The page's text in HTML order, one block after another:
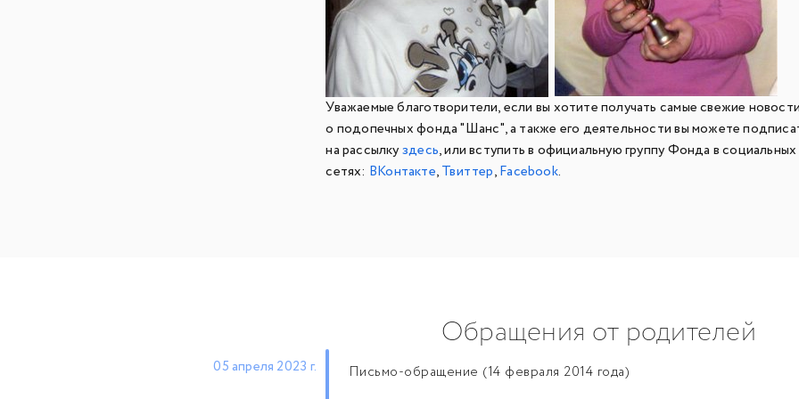
Уважаемые благотворители, если вы хотите получать самые свежие новости
о подопечных фонда "Шанс", а также его деятельности вы можете
на рассылкуздесь, или вступить в официальную группу Фонда в социальных
сетях: ВКонтакте,Твиттер,Facebook.
Обращения от родителей
05 апреля 2023 г.
Письмо-обращение (14 февраля 2014 года)